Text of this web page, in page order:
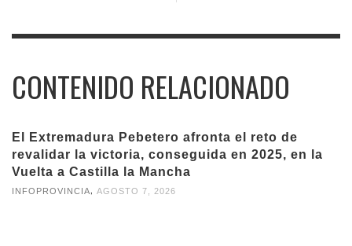
CONTENIDO RELACIONADO
El Extremadura Pebetero afronta el reto de
revalidar la victoria, conseguida en 2025, en la
Vuelta a Castilla la Mancha
INFOPROVINCIA AGOSTO 7, 2026